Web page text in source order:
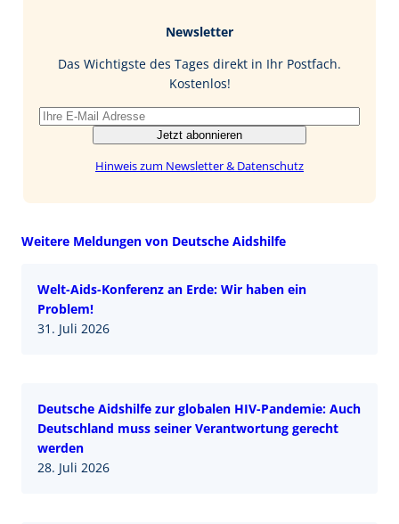
I
Newsletter
Das Wichtigste des Tages direkt in Ihr Postfach.
Kostenlos!
Jetzt abonnieren
Hinweis zum Newsletter & Datenschutz
Weitere Meldungen von Deutsche Aidshilfe
Welt-Aids-Konferenz an Erde: Wir haben ein
Problem!
31. Juli 2026
Deutsche Aidshilfe zur globalen HIV-Pandemie: Auch
Deutschland muss seiner Verantwortung gerecht
werden
28. Juli 2026